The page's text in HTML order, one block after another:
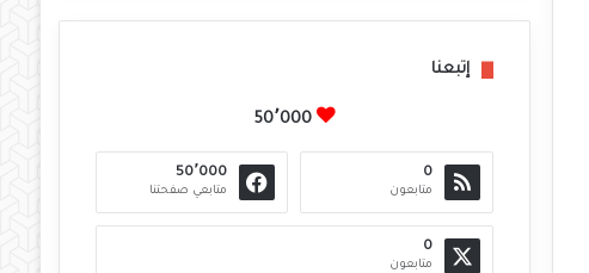
إتبعنا
50٬000
0
متابعون
50٬000
متابعي صفحتنا
0
متابعون